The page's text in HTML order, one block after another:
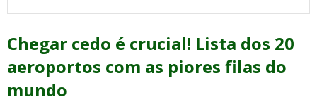
Chegar cedo é crucial! Lista dos 20
aeroportos com as piores filas do
mundo